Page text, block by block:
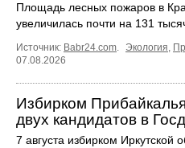
Площадь лесных пожаров в
увеличилась почти на 131
Источник: Babr24.com Экология
07.08.2026
Избирком
двух кандидатов в
7 августа избирком Иркутской